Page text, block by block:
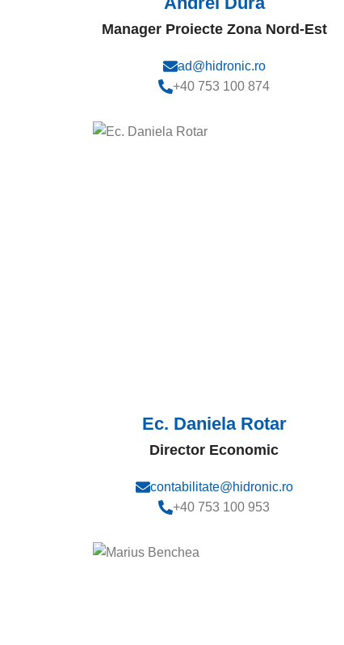
Manager Proiecte Zona Nord-Est
ad@hidronic.ro
+40 753 100 874
Ec. Daniela Rotar
Director Economic
contabilitate@hidronic.ro
+40 753 100 953